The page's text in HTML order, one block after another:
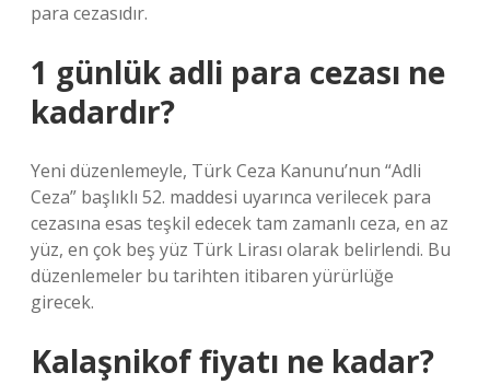
para cezasıdır.
1 günlük adli para cezası ne
kadardır?
Yeni düzenlemeyle, Türk Ceza Kanunu’nun “Adli
Ceza” başlıklı 52. maddesi uyarınca verilecek para
cezasına esas teşkil edecek tam zamanlı ceza, en az
yüz, en çok beş yüz Türk Lirası olarak belirlendi. Bu
düzenlemeler bu tarihten itibaren yürürlüğe
girecek.
Kalaşnikof fiyatı ne kadar?